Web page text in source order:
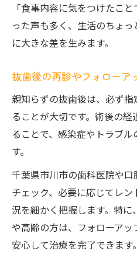
「食事内容に気をつけたこ
った声も多く、生活のちょ
に大きな差を生みます。
抜歯後の再診やフォローア
親知らずの抜歯後は、必ず
ることが大切です。術後の
ることで、感染症やトラブ
す。
千葉県市川市の歯科医院や
チェック、必要に応じてレ
況を細かく把握します。特に
や高齢の方は、フォローア
安心して治療を完了できます。